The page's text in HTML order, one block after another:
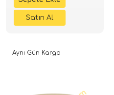
Aynı Gün Kargo